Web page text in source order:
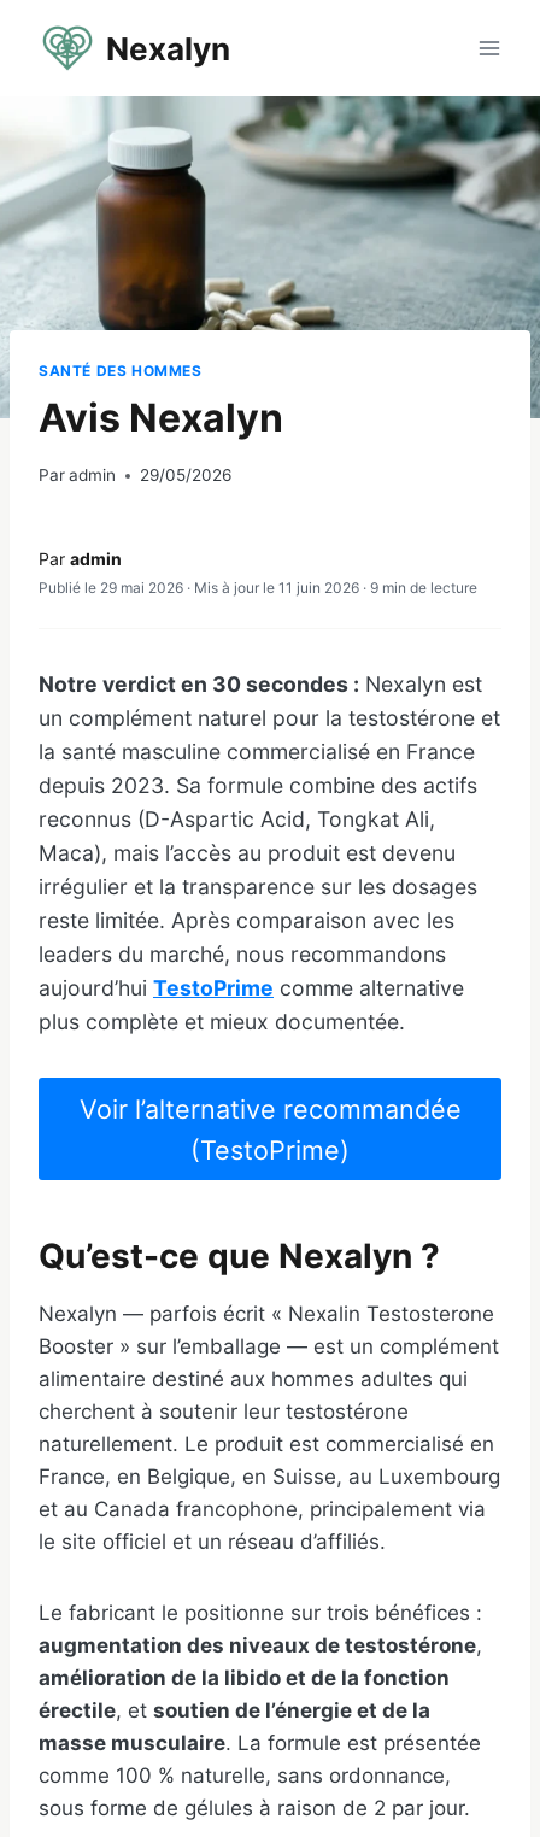
Nexalyn
SANTÉ DES HOMMES
Avis Nexalyn
Paradmin 29/05/2026
Par admin
Publié le 29 mai 2026 · Mis à jour le 11 juin 2026 · 9 min de lecture
Notre verdict en 30 secondes : Nexalyn est
un complément naturel pour la testostérone et
la santé masculine commercialisé en France
depuis 2023. Sa formule combine des actifs
reconnus (D-Aspartic Acid, Tongkat Ali,
Maca), mais l’accès au produit est devenu
irrégulier et la transparence sur les dosages
reste limitée. Après comparaison avec les
leaders du marché, nous recommandons
aujourd’hui TestoPrime comme alternative
plus complète et mieux documentée.
Voir l’alternative recommandée
(TestoPrime)
Qu’est-ce que Nexalyn ?
Nexalyn — parfois écrit « Nexalin Testosterone
Booster » sur l’emballage — est un complément
alimentaire destiné aux hommes adultes qui
cherchent à soutenir leur testostérone
naturellement. Le produit est commercialisé en
France, en Belgique, en Suisse, au Luxembourg
et au Canada francophone, principalement via
le site officiel et un réseau d’affiliés.
Le fabricant le positionne sur trois bénéfices :
augmentation des niveaux de testostérone,
amélioration de la libido et de la fonction
érectile, et soutien de l’énergie et de la
masse musculaire. La formule est présentée
comme 100 % naturelle, sans ordonnance,
sous forme de gélules à raison de 2 par jour.